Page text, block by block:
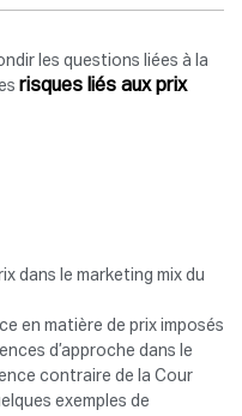
les questions liées à la
risques liés aux prix
dans le marketing mix du
en matière de prix imposés
d’approche dans le
contraire de la Cour
exemples de